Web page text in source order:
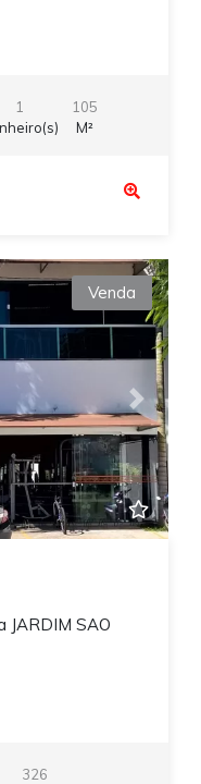
1
105
M²
Next
Venda
JARDIM SAO
326